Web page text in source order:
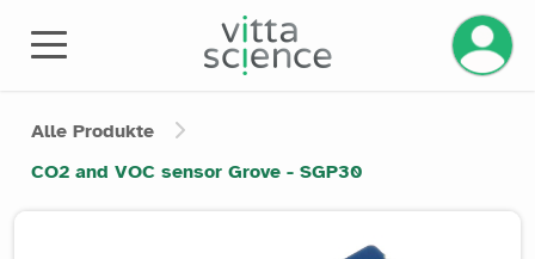
Ihr
Alle Produkte
CO2 and VOC sensor Grove - SGP30